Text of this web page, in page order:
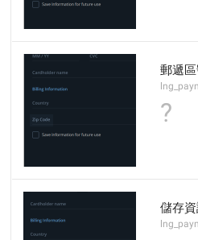
郵遞
?
儲存